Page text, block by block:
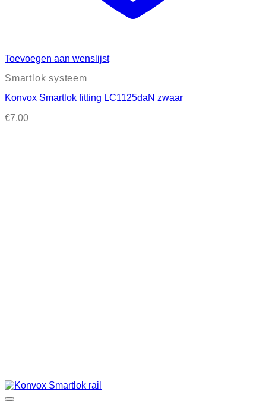
Toevoegen aan wenslijst
Smartlok systeem
Konvox Smartlok fitting LC1125daN zwaar
€7.00